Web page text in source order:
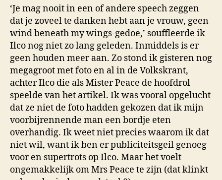
‘Je mag nooit in een of andere speech zeggen
dat je zoveel te danken hebt aan je vrouw, geen
wind beneath my wings-gedoe,’ souffleerde ik
Ilco nog niet zo lang geleden. Inmiddels is er
geen houden meer aan. Zo stond ik gisteren nog
megagroot met foto en al in de Volkskrant,
achter Ilco die als Mister Peace de hoofdrol
speelde van het artikel. Ik was vooral opgelucht
dat ze niet de foto hadden gekozen dat ik mijn
voorbijrennende man een bordje eten
overhandig. Ik weet niet precies waarom ik dat
niet wil, want ik ben er publiciteitsgeil genoeg
voor en supertrots op Ilco. Maar het voelt
ongemakkelijk om Mrs Peace te zijn (dat klinkt